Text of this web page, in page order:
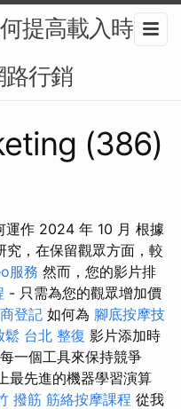
提高載入時間
行銷
(386)
運作 2024 年 10 月 根據
究，在保留觀眾方面，較
服務 然而，您的影片排
- 只需為您的觀眾增加價
登記 如何為 腳底按摩技
鬆 台北 整復 影片添加時
一個工具來保持競爭
先進的機器學習演算
撥筋 筋絡按摩課程 從我